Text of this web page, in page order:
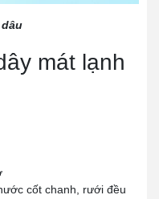
mát lạnh
cốt chanh, rưới đều